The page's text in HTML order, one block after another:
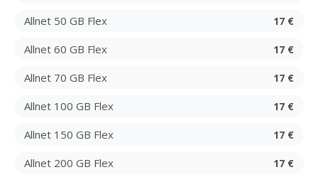
Allnet 50 GB Flex 17 €
Allnet 60 GB Flex 17 €
Allnet 70 GB Flex 17 €
Allnet 100 GB Flex 17 €
Allnet 150 GB Flex 17 €
Allnet 200 GB Flex 17 €